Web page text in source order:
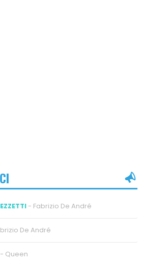
- Fabrizio De André
De André
Queen